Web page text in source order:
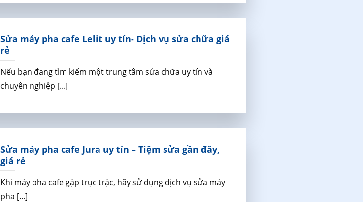
Sửa máy pha cafe Lelit uy tín- Dịch vụ sửa chữa giá
rẻ
Nếu bạn đang tìm kiếm một trung tâm sửa chữa uy tín và
chuyên nghiệp [...]
Sửa máy pha cafe Jura uy tín – Tiệm sửa gần đây,
giá rẻ
Khi máy pha cafe gặp trục trặc, hãy sử dụng dịch vụ sửa máy
pha [...]